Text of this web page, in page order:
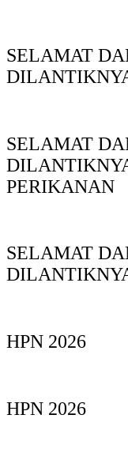
SELAMAT
SELAMAT
PERIKANAN
SELAMAT
HPN 2026
HPN 2026